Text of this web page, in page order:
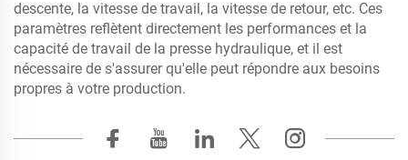
descente, la vitesse de travail, la vitesse de retour, etc. Ces
paramètres reflètent directement les performances et la
capacité de travail de la presse hydraulique, et il est
nécessaire de s'assurer qu'elle peut répondre aux besoins
propres à votre production.